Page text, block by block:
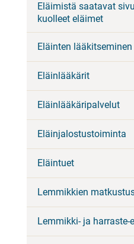
Eläimistä saatavat
kuolleet eläimet
Eläinten lääkitseminen
Eläinlääkärit
Eläinlääkäripalvelut
Eläinjalostustoiminta
Eläintuet
Lemmikkien
Lemmikki- ja harraste-